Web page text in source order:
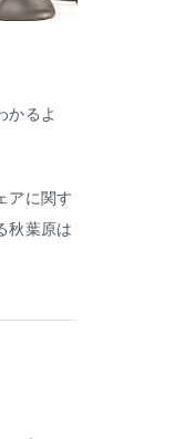
かるよ
アに関す
秋葉原は